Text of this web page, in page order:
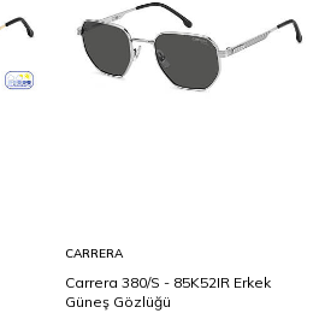
CARRERA
Carrera 380/S - 85K52IR Erkek
Güneş Gözlüğü